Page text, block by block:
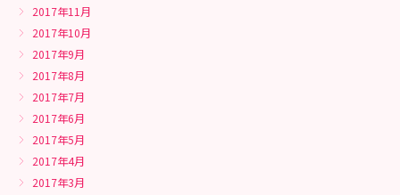
2017年11月
2017年10月
2017年9月
2017年8月
2017年7月
2017年6月
2017年5月
2017年4月
2017年3月